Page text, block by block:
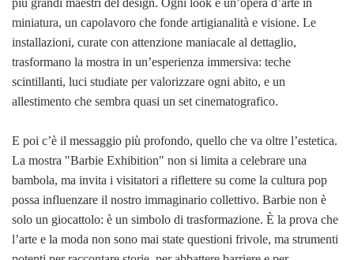
miniatura, un capolavoro che fonde artigianalità e visione. Le
installazioni, curate con attenzione maniacale al dettaglio,
trasformano la mostra in un’esperienza immersiva: teche
scintillanti, luci studiate per valorizzare ogni abito, e un
allestimento che sembra quasi un set cinematografico.
E poi c’è il messaggio più profondo, quello che va oltre l’estetica.
La mostra "Barbie Exhibition" non si limita a celebrare una
bambola, ma invita i visitatori a riflettere su come la cultura pop
possa influenzare il nostro immaginario collettivo. Barbie non è
solo un giocattolo: è un simbolo di trasformazione. È la prova che
l’arte e la moda non sono mai state questioni frivole, ma strumenti